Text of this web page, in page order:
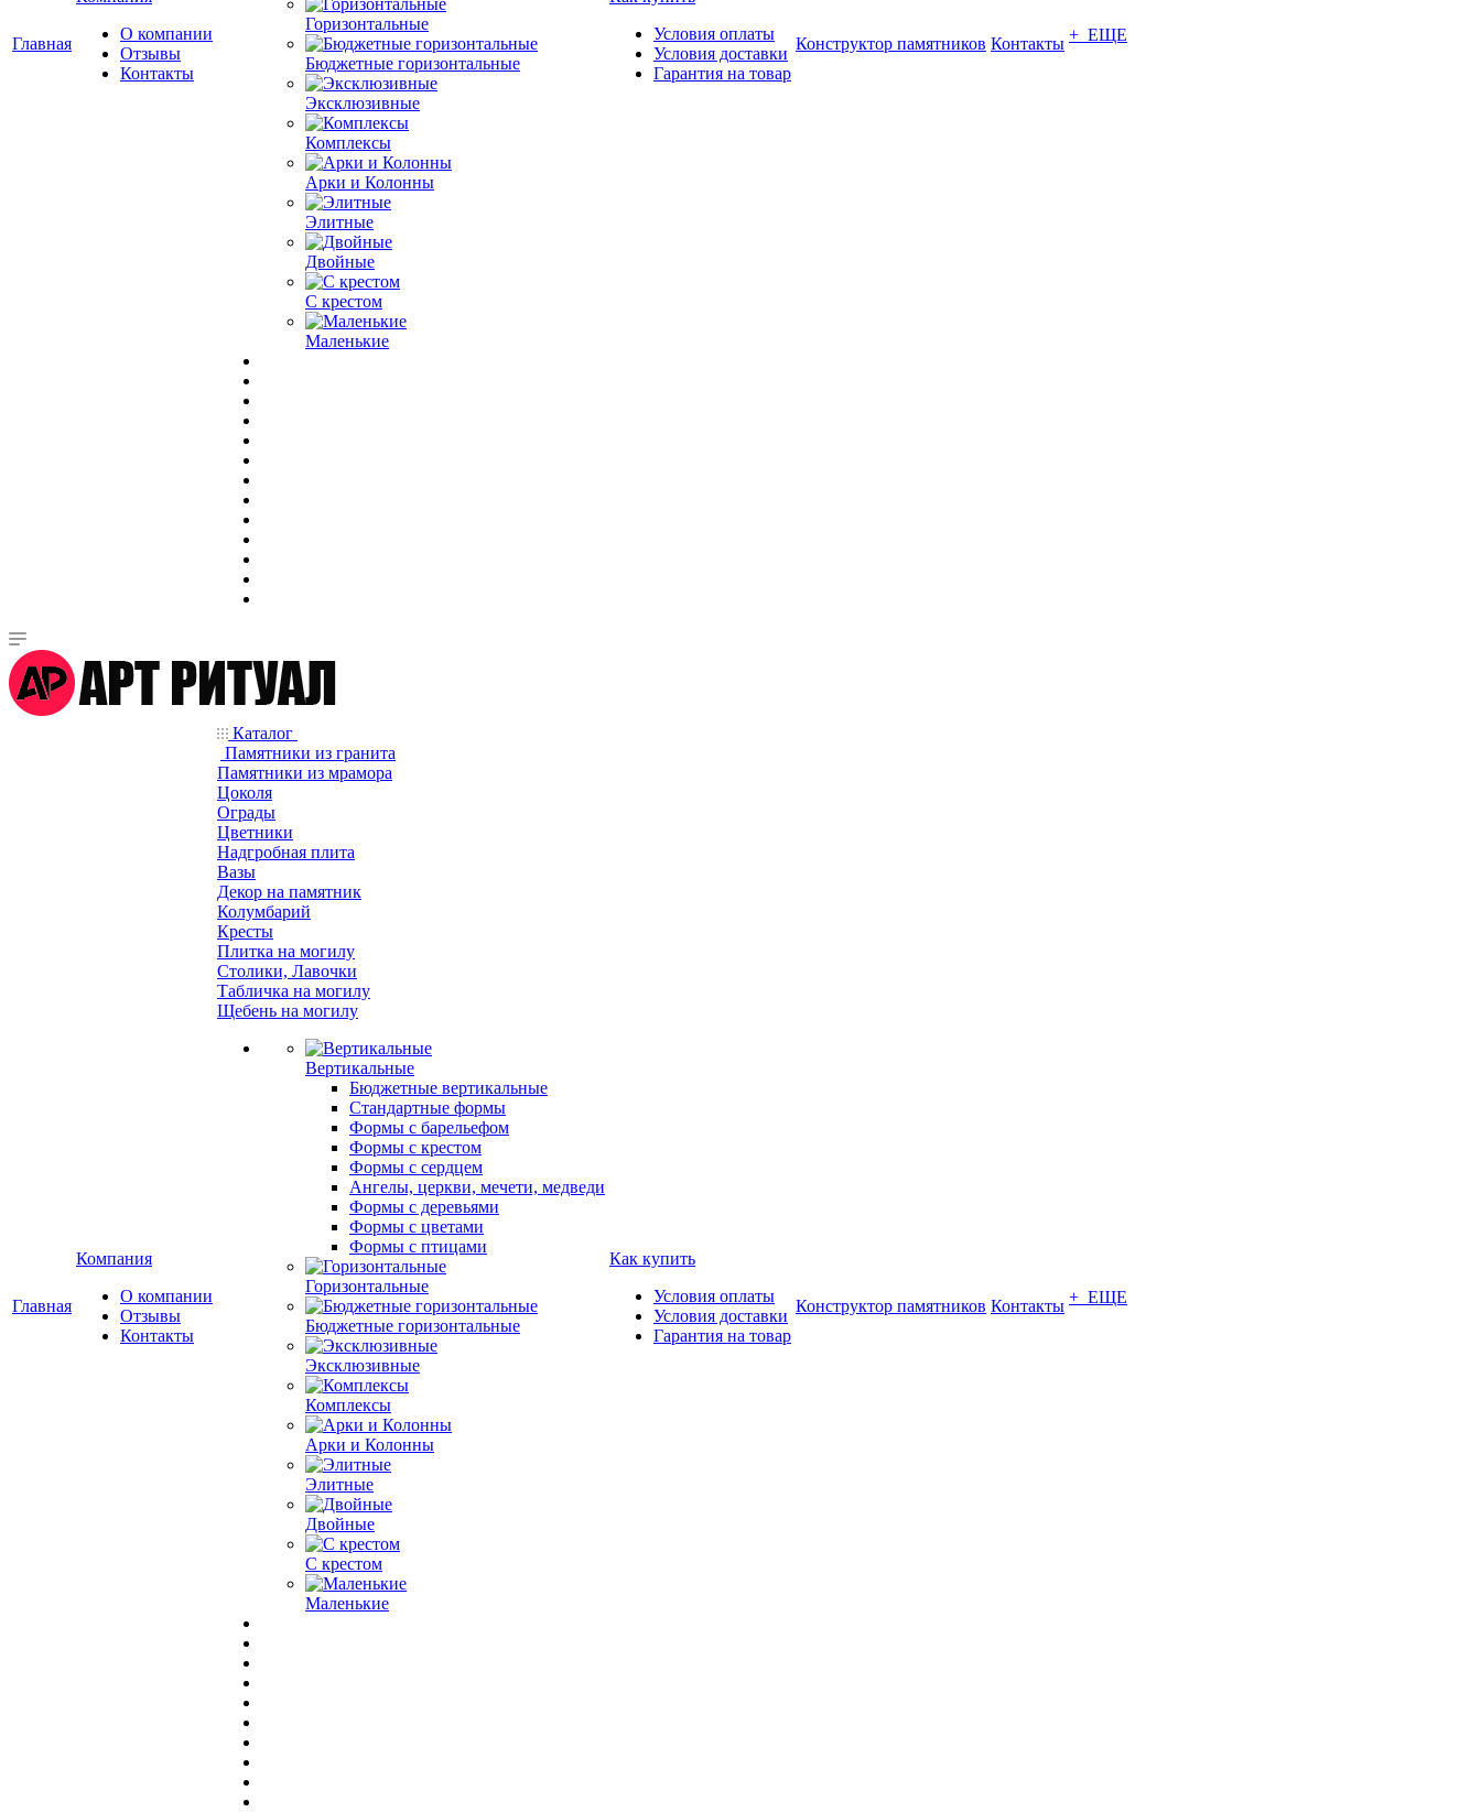
Главная
О компании
Отзывы
Контакты
Горизонтальные
Бюджетные горизонтальные
Эксклюзивные
Комплексы
Арки и Колонны
Элитные
Двойные
С крестом
Маленькие
Условия оплаты
Условия доставки
Гарантия на товар
Конструктор памятников Контакты + ЕЩЕ
Главная
Компания
О компании
Отзывы
Контакты
Каталог
Памятники из гранита
Памятники из мрамора
Цоколя
Ограды
Цветники
Надгробная плита
Вазы
Декор на памятник
Колумбарий
Кресты
Плитка на могилу
Столики, Лавочки
Табличка на могилу
Щебень на могилу
Вертикальные
Бюджетные вертикальные
Стандартные формы
Формы с барельефом
Формы с крестом
Формы с сердцем
Ангелы, церкви, мечети, медведи
Формы с деревьями
Формы с цветами
Формы с птицами
Горизонтальные
Бюджетные горизонтальные
Эксклюзивные
Комплексы
Арки и Колонны
Элитные
Двойные
С крестом
Маленькие
Как купить
Условия оплаты
Условия доставки
Гарантия на товар
Конструктор памятников Контакты + ЕЩЕ